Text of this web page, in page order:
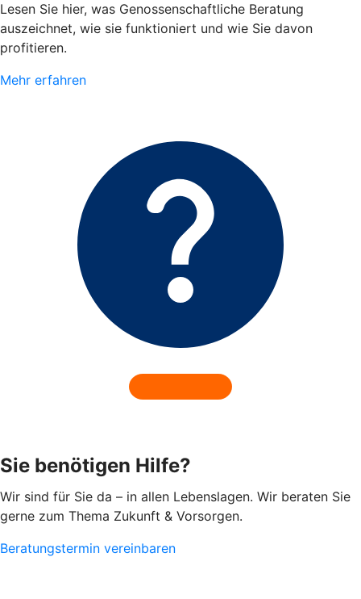
Lesen Sie hier, was Genossenschaftliche Beratung
auszeichnet, wie sie funktioniert und wie Sie davon
profitieren.
Mehr erfahren
Sie benötigen Hilfe?
Wir sind für Sie da – in allen Lebenslagen. Wir beraten Sie
gerne zum Thema Zukunft & Vorsorgen.
Beratungstermin vereinbaren